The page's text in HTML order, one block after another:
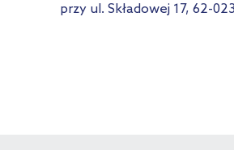
przy ul. Składowej 17, 62-